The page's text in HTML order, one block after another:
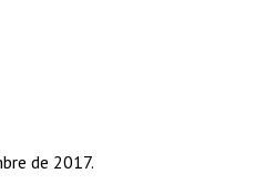
de 2017.